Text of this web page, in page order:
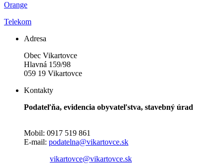
Orange
Telekom
Adresa
Obec Vikartovce
Hlavná 159/98
059 19 Vikartovce
Kontakty
Podateľňa, evidencia obyvateľstva, stavebný úrad
Mobil: 0917 519 861
E-mail: podatelna@vikartovce.sk
vikartovce@vikartovce.sk